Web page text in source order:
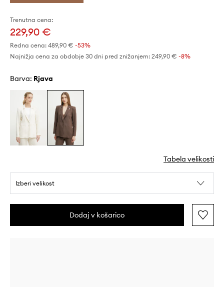
Trenutna cena:
229,90 €
Redna cena: 489,90 € -53%
Najnižja cena za obdobje 30 dni pred znižanjem: 249,90 € -8%
Barva: rjava
Tabela velikosti
Izberi velikost
Dodaj v košarico